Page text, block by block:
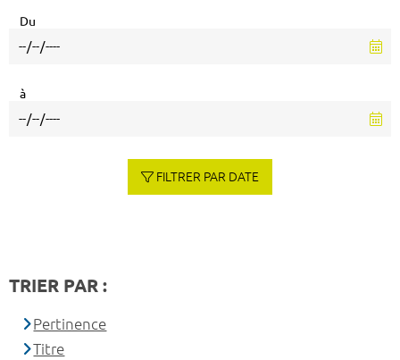
Du
à
FILTRER PAR DATE
TRIER PAR :
Pertinence
Titre